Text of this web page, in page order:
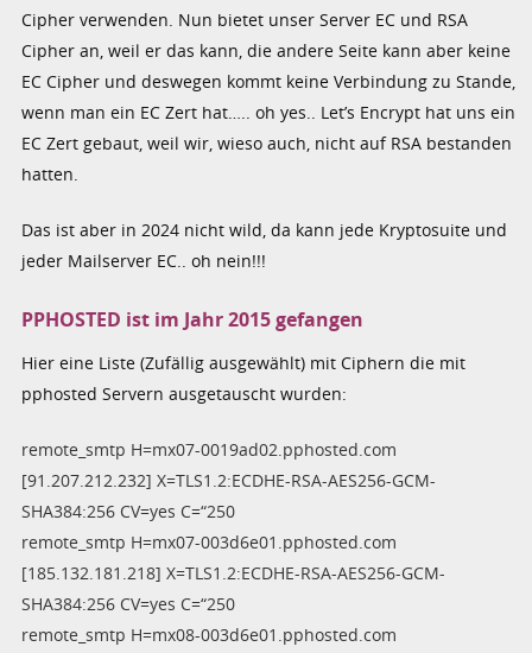
Cipher verwenden. Nun bietet unser Server EC und RSA
Cipher an, weil er das kann, die andere Seite kann aber keine
EC Cipher und deswegen kommt keine Verbindung zu Stande,
wenn man ein EC Zert hat….. oh yes.. Let’s Encrypt hat uns ein
EC Zert gebaut, weil wir, wieso auch, nicht auf RSA bestanden
hatten.
Das ist aber in 2024 nicht wild, da kann jede Kryptosuite und
jeder Mailserver EC.. oh nein!!!
PPHOSTED ist im Jahr 2015 gefangen
Hier eine Liste (Zufällig ausgewählt) mit Ciphern die mit
pphosted Servern ausgetauscht wurden:
remote_smtp H=mx07-0019ad02.pphosted.com
[91.207.212.232] X=TLS1.2:ECDHE-RSA-AES256-GCM-
SHA384:256 CV=yes C=“250
remote_smtp H=mx07-003d6e01.pphosted.com
[185.132.181.218] X=TLS1.2:ECDHE-RSA-AES256-GCM-
SHA384:256 CV=yes C=“250
remote_smtp H=mx08-003d6e01.pphosted.com